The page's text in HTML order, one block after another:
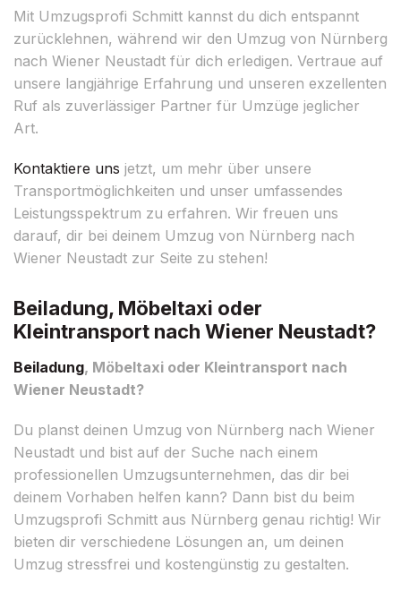
Mit Umzugsprofi Schmitt kannst du dich entspannt
zurücklehnen, während wir den Umzug von Nürnberg
nach Wiener Neustadt für dich erledigen. Vertraue auf
unsere langjährige Erfahrung und unseren exzellenten
Ruf als zuverlässiger Partner für Umzüge jeglicher
Art.
Kontaktiere uns jetzt, um mehr über unsere
Transportmöglichkeiten und unser umfassendes
Leistungsspektrum zu erfahren. Wir freuen uns
darauf, dir bei deinem Umzug von Nürnberg nach
Wiener Neustadt zur Seite zu stehen!
Beiladung, Möbeltaxi oder
Kleintransport nach Wiener Neustadt?
Beiladung, Möbeltaxi oder Kleintransport nach
Wiener Neustadt?
Du planst deinen Umzug von Nürnberg nach Wiener
Neustadt und bist auf der Suche nach einem
professionellen Umzugsunternehmen, das dir bei
deinem Vorhaben helfen kann? Dann bist du beim
Umzugsprofi Schmitt aus Nürnberg genau richtig! Wir
bieten dir verschiedene Lösungen an, um deinen
Umzug stressfrei und kostengünstig zu gestalten.